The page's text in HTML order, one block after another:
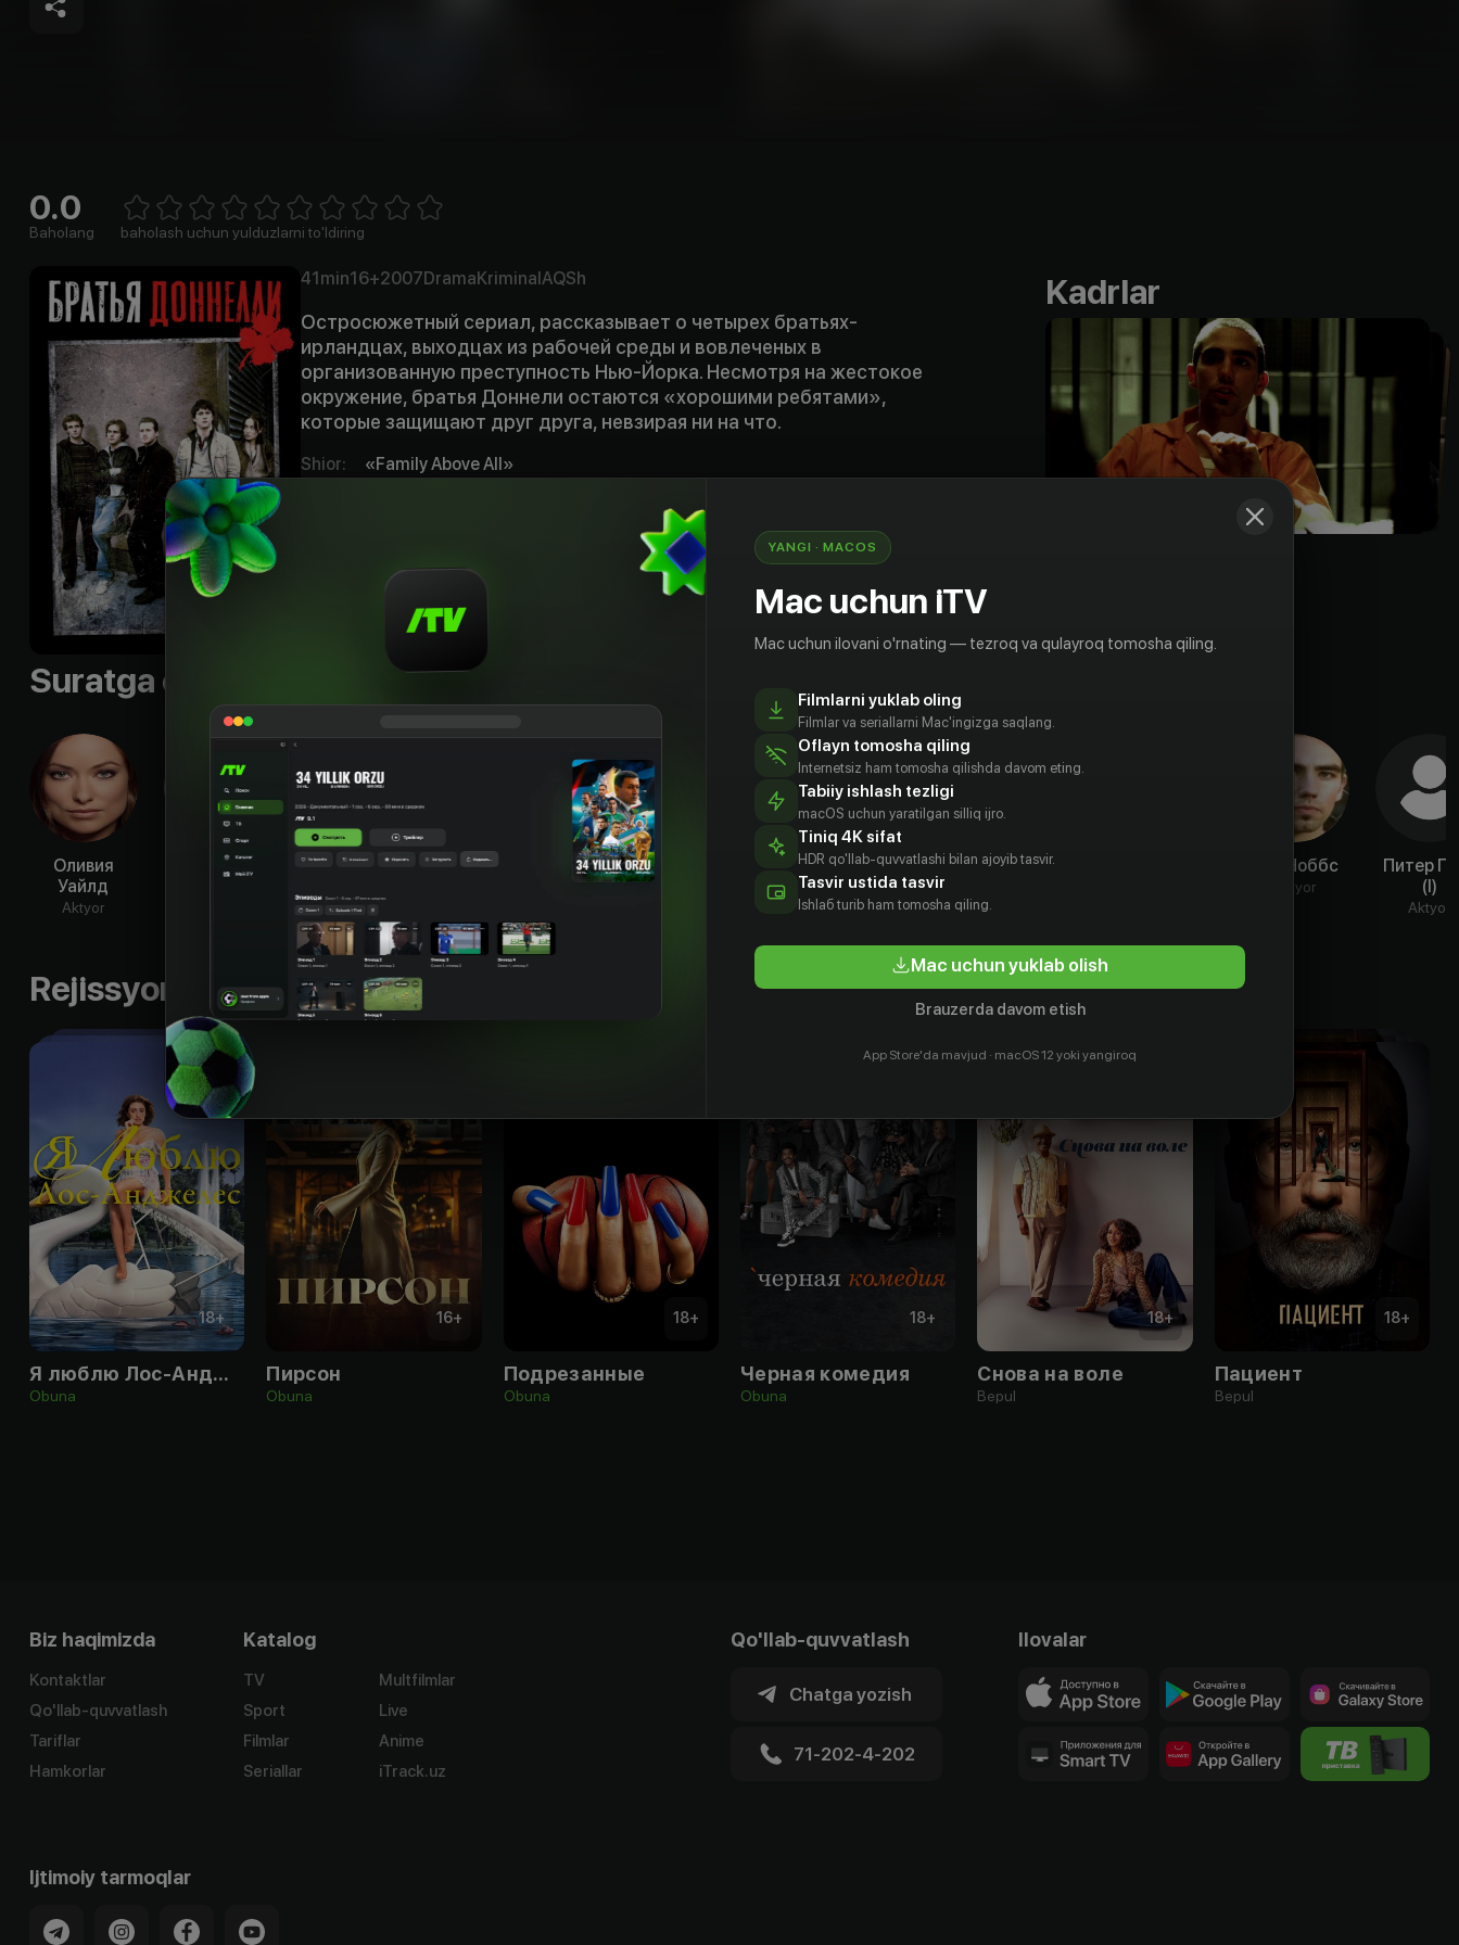
0.0
Baholang 1 Star2 Stars3 Stars4 Stars5 Stars6 Stars7 Stars8 Stars
baholash uchun yulduzlarni to'ldiring
41min16+2007DramaKriminalAQSh
Остросюжетный сериал, рассказывает о четырех братьях-
ирландцах, выходцах из рабочей среды и вовлеченых в
организованную преступность Нью-Йорка. Несмотря на жестокое
окружение, братья Доннели остаются «хорошими ребятами»,
которые защищают друг друга, невзирая ни на что.
Shior:
«Family Above All»
Kadrlar
Suratga olish guruhi
Оливия
Уайлд
Aktyor
Майкл
Джонатан
Aktyor
Кейт Малгрю Билли Луш
Aktyor
Тарантина
Кирк
Асеведо
Aktyor
Том Гайри Кит Ноббс
Aktyor
Питер
(I)
Aktyor
Rejissyorning boshqa ishlari
18+
Я люблю Лос-Анджелес
Obuna
16+
Пирсон
Obuna
18+
Подрезанные
Obuna
18+
Черная комедия
Obuna
18+
Снова на воле
Bepul
18+
Пациент
Bepul
Biz haqimizda
Kontaktlar
Qo'llab-quvvatlash
Tariflar
Hamkorlar
Katalog
TV
Sport
Filmlar
Seriallar
Multfilmlar
Live
Anime
iTrack.uz
Qo'llab-quvvatlash
Chatga yozish
71-202-4-202
Ilovalar
Ijtimoiy tarmoqlar
YANGI · MACOS
Mac uchun iTV
Mac uchun ilovani o'rnating — tezroq va qulayroq tomosha qiling.
Filmlarni yuklab oling
Filmlar va seriallarni Mac'ingizga saqlang.
Oflayn tomosha qiling
Internetsiz ham tomosha qilishda davom eting.
Tabiiy ishlash tezligi
macOS uchun yaratilgan silliq ijro.
Tiniq 4K sifat
HDR qo'llab-quvvatlashi bilan ajoyib tasvir.
Tasvir ustida tasvir
Ishlаб turib ham tomosha qiling.
Mac uchun yuklab olish
Brauzerda davom etish
App Store'da mavjud · macOS 12 yoki yangiroq